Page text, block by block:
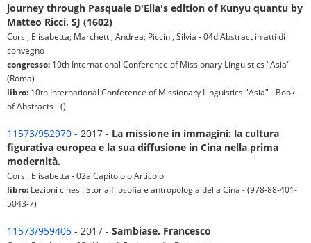
journey through Pasquale D'Elia's edition of Kunyu quantu by
Matteo Ricci, SJ (1602)
Corsi, Elisabetta; Marchetti, Andrea; Piccini, Silvia - 04d Abstract in atti di
convegno
congresso: 10th International Conference of Missionary Linguistics "Asia"
(Roma)
libro: 10th International Conference of Missionary Linguistics "Asia" - Book
of Abstracts - ()
11573/952970 - 2017 - La missione in immagini: la cultura
figurativa europea e la sua diffusione in Cina nella prima
modernità.
Corsi, Elisabetta - 02a Capitolo o Articolo
libro: Lezioni cinesi. Storia filosofia e antropologia della Cina - (978-88-401-
5043-7)
11573/959405 - 2017 - Sambiase, Francesco